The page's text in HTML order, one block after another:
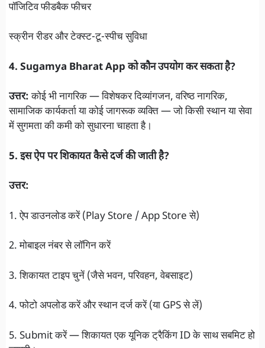
पॉजिटिव फीडबैक फीचर
स्क्रीन रीडर और टेक्स्ट-टू-स्पीच सुविधा
4. Sugamya Bharat App को कौन उपयोग कर सकता है?
उत्तर:कोई भी नागरिक — विशेषकर दिव्यांगजन, वरिष्ठ नागरिक,
सामाजिक कार्यकर्ता या कोई जागरूक व्यक्ति — जो किसी स्थान या सेवा
में सुगमता की कमी को सुधारना चाहता है।
5. इस ऐप पर शिकायत कैसे दर्ज की जाती है?
उत्तर:
1. ऐप डाउनलोड करें (Play Store / App Store से)
2. मोबाइल नंबर से लॉगिन करें
3. शिकायत टाइप चुनें (जैसे भवन, परिवहन, वेबसाइट)
4. फोटो अपलोड करें और स्थान दर्ज करें (या GPS से लें)
5. Submit करें — शिकायत एक यूनिक ट्रैकिंग ID के साथ सबमिट हो